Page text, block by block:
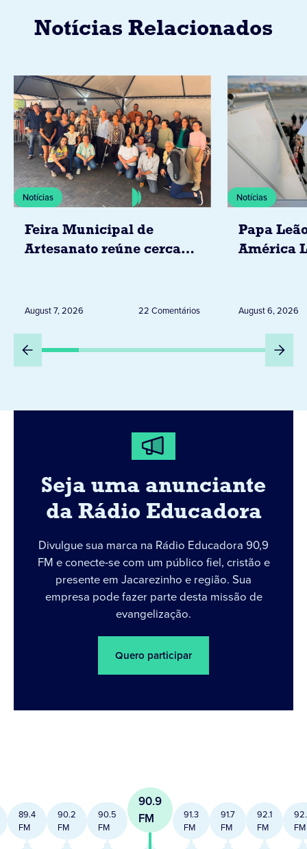
Notícias Relacionados
Notícias
Feira Municipal de
Artesanato reúne cerca
August 7, 2026 22 Comentários
Notícias
Papa
América
Peru
August 6, 2026
Seja uma anunciante
da Rádio Educadora
Divulgue sua marca na Rádio Educadora 90,9
FM e conecte-se com um público fiel, cristão e
presente em Jacarezinho e região. Sua
empresa pode fazer parte desta missão de
evangelização.
Quero participar
89.4
FM
90.2
FM
90.5
FM
90.9
FM
91.3
FM
91.7
FM
92.1
FM
FM